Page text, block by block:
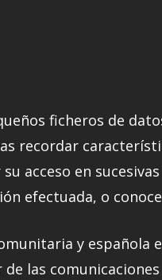
ficheros de
recordar
acceso en
efectuada, o
y
las